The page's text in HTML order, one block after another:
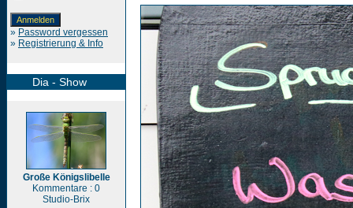
» Password vergessen
» Registrierung & Info
Dia - Show
Große Königslibelle
Kommentare : 0
Studio-Brix